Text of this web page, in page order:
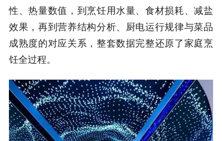
性、热量数值，到烹饪用水量、食材损耗、减盐
效果，再到营养结构分析、厨电运行规律与菜品
成熟度的对应关系，整套数据完整还原了家庭烹
饪全过程。